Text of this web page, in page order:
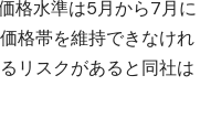
格水準は5月から7月に
格帯を維持できなけれ
リスクがあると同社は